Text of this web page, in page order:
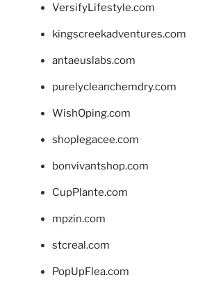
VersifyLifestyle.com
kingscreekadventures.com
antaeuslabs.com
purelycleanchemdry.com
WishOping.com
shoplegacee.com
bonvivantshop.com
CupPlante.com
mpzin.com
stcreal.com
PopUpFlea.com